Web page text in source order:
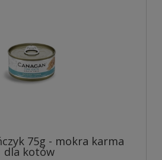
75g - mokra karma
dla kotów